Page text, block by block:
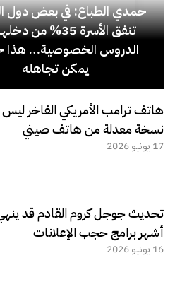
حمدي الطباع: في بعض دول
تنفق الأسرة 35% من
الدروس الخصوصية… هذا
يمكن تجاهله
هاتف ترامب الأمريكي الفاخر ليس
نسخة معدلة من هاتف صيني
17 يونيو 2026
تحديث جوجل كروم القادم قد
أشهر برامج حجب الإعلانات
16 يونيو 2026